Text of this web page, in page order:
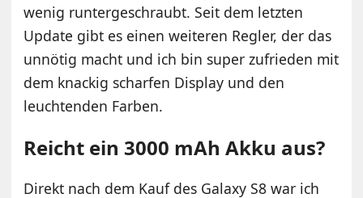
wenig runtergeschraubt. Seit dem letzten
Update gibt es einen weiteren Regler, der das
unnötig macht und ich bin super zufrieden mit
dem knackig scharfen Display und den
leuchtenden Farben.
Reicht ein 3000 mAh Akku aus?
Direkt nach dem Kauf des Galaxy S8 war ich